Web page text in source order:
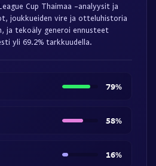
Cup Thaimaa -analyysit ja
joukkueiden vire ja otteluhistoria
ja tekoäly generoi ennusteet
yli 69.2% tarkkuudella.
79%
58%
16%